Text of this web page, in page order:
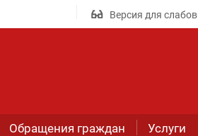
Версия для
Обращения граждан Услуги